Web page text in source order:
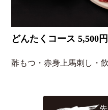
どんたくコース 5,500
酢もつ・赤身上馬刺し・